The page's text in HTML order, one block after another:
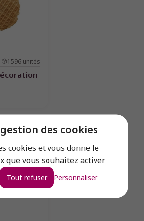
des cookies
cookies et vous donne le
que vous souhaitez activer
Tout refuser Personnaliser
1596 unités